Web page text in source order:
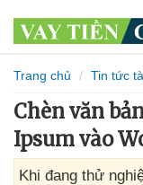
Trang chủ Tin tức
Chèn văn
Ipsum vào
Khi đang thử